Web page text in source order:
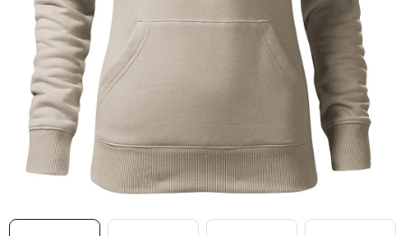
VÁNOCE
PROVIZNÍ SYSTÉM
O nás Časté otázky
Obchodní podmínky
Zásady zpracování ochrany osobních údajů
Napište nám